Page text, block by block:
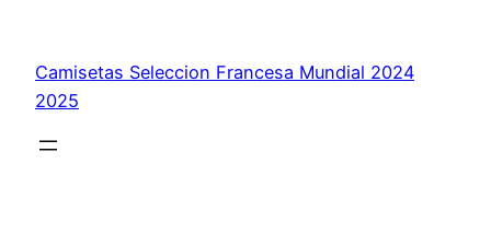
contenido
Camisetas Seleccion Francesa Mundial 2024
2025